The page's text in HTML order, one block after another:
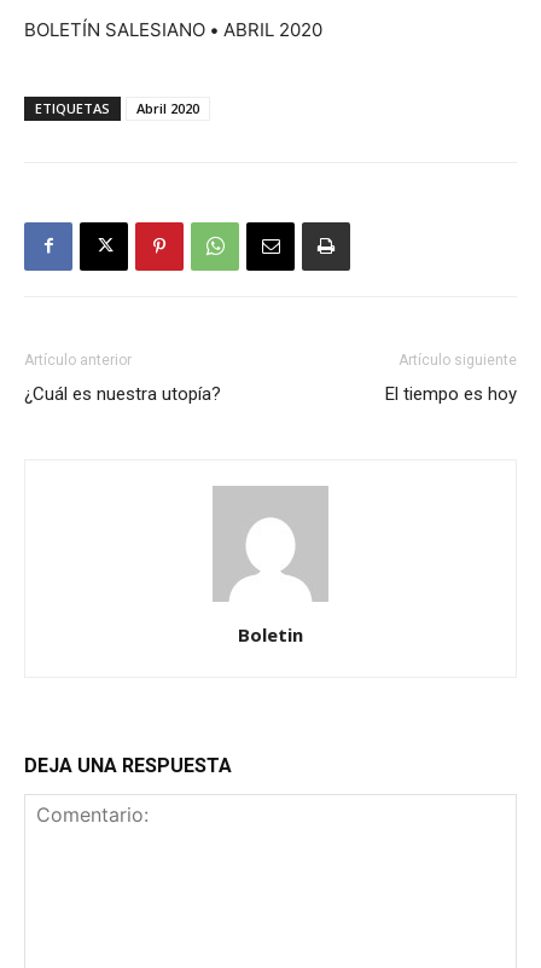
BOLETÍN SALESIANO • ABRIL 2020
ETIQUETAS Abril 2020
Artículo anterior
¿Cuál es nuestra utopía?
Artículo siguiente
El tiempo es hoy
Boletin
DEJA UNA RESPUESTA